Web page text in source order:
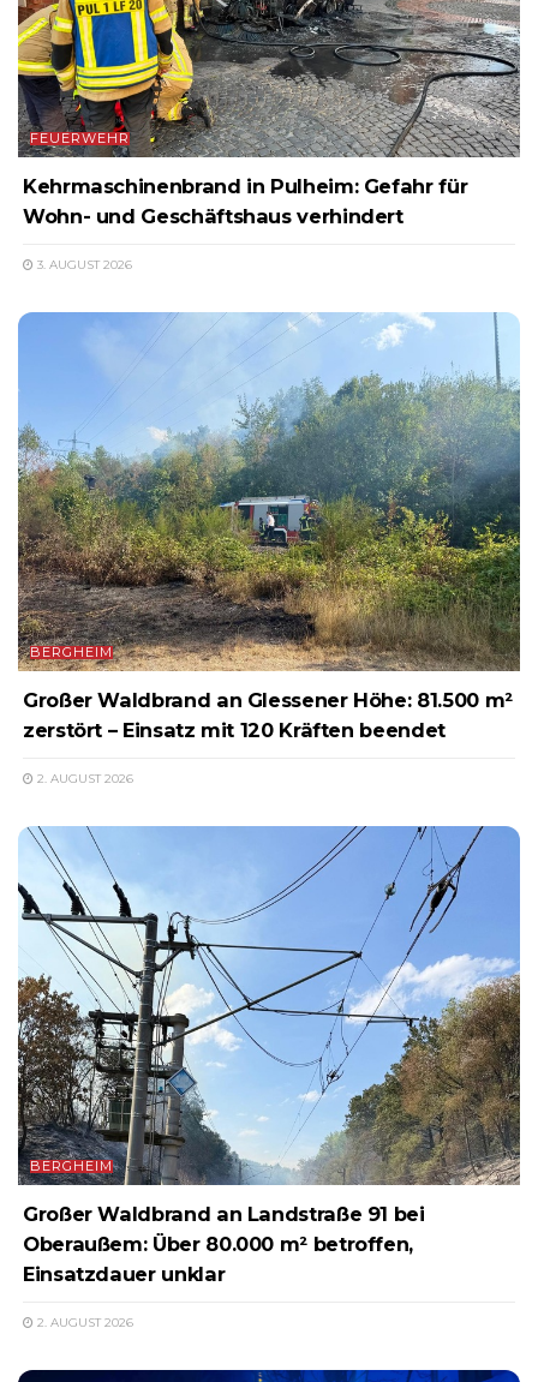
FEUERWEHR
Kehrmaschinenbrand in Pulheim: Gefahr für
Wohn- und Geschäftshaus verhindert
3. AUGUST 2026
BERGHEIM
Großer Waldbrand an Glessener Höhe: 81.500 m²
zerstört – Einsatz mit 120 Kräften beendet
2. AUGUST 2026
BERGHEIM
Großer Waldbrand an Landstraße 91 bei
Oberaußem: Über 80.000 m² betroffen,
Einsatzdauer unklar
2. AUGUST 2026